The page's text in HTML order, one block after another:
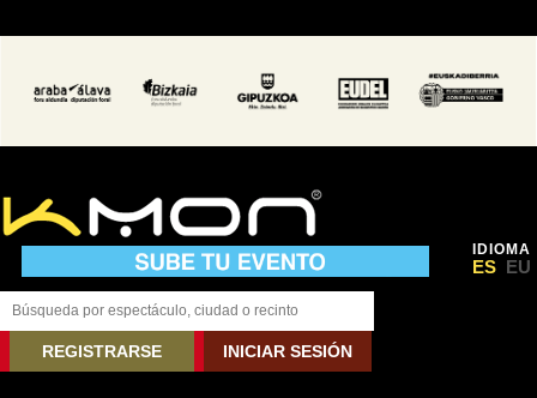
IDIOMA
ES EU
REGISTRARSE INICIAR SESIÓN